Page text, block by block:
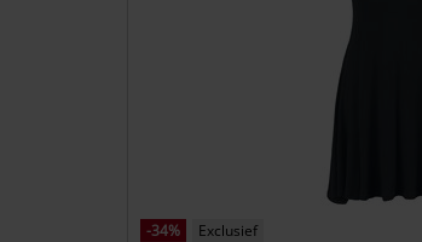
-34%
Exclusief